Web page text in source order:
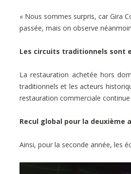
« Nous sommes surpris, car Gira
passée, mais on observe
Les circuits traditionnels sont
La restauration achetée hors
traditionnels et les acteurs
restauration commerciale
Recul global pour la deuxième
Ainsi, pour la seconde année, les